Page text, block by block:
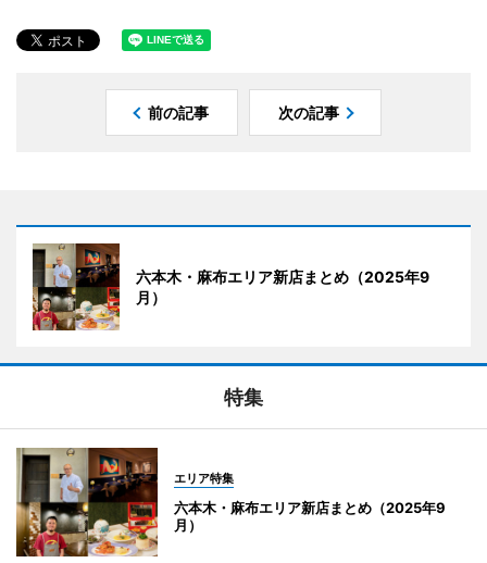
前の記事 次の記事
六本木・麻布エリア新店まとめ（2025年9
月）
特集
エリア特集
六本木・麻布エリア新店まとめ（2025年9
月）